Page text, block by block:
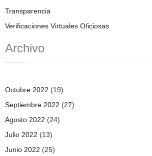
Transparencia
Verificaciones Virtuales Oficiosas
Archivo
Octubre 2022 (19)
Septiembre 2022 (27)
Agosto 2022 (24)
Julio 2022 (13)
Junio 2022 (25)